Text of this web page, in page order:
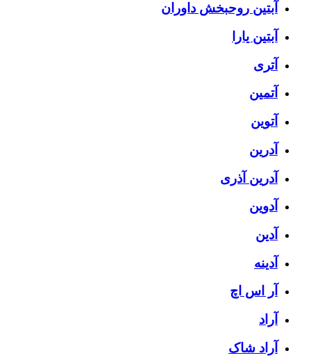
آبتین روحبخش داوران
آبتین یارا
آتری
آتمین
آتوین
آدرین
آدرین آذری
آدوین
آدین
آدینه
آر اس اچ
آراد
آراد شاک